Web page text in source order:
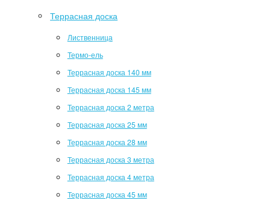
Террасная доска
Лиственница
Термо-ель
Террасная доска 140 мм
Террасная доска 145 мм
Террасная доска 2 метра
Террасная доска 25 мм
Террасная доска 28 мм
Террасная доска 3 метра
Террасная доска 4 метра
Террасная доска 45 мм